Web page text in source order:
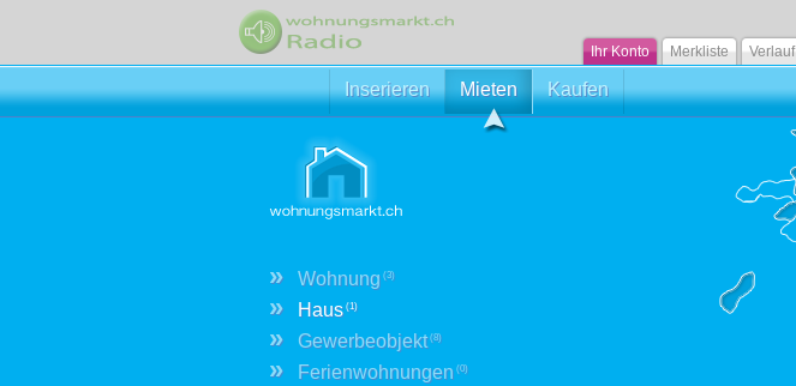
Ihr Konto Merkliste Verlauf
Inserieren Mieten Kaufen
» Wohnung (3)
» Haus (1)
» Gewerbeobjekt(8)
» Ferienwohnungen (0)